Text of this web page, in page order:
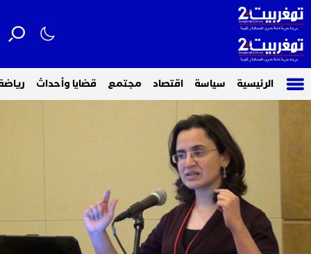
الرئيسية سياسة اقتصاد مجتمع قضايا وأحداث